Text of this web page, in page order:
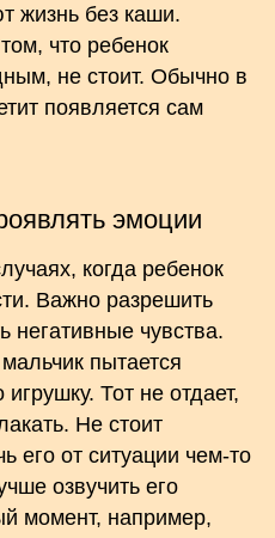
жизнь без каши.
что ребенок
не стоит. Обычно в
появляется сам
эмоции
когда ребенок
Важно разрешить
негативные чувства.
пытается
игрушку. Тот не отдает,
Не стоит
его от ситуации чем-то
озвучить его
момент, например,